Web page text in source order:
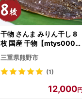
干物 さんま みりん干し 8
枚 国産 干物【mtys0007
三重県熊野市
(1)
12,000